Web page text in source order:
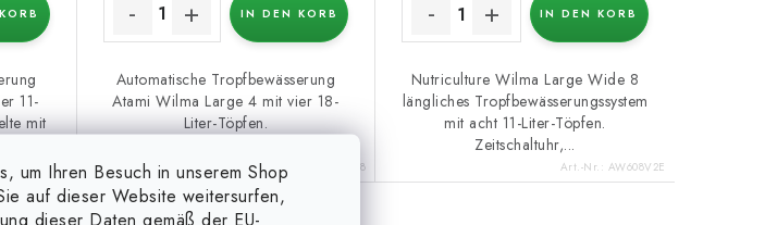
um Ihren Besuch in unserem Shop
auf dieser Website weitersurfen,
dieser Daten gemäß der EU-
11-
mit
AWL4X11
IN DEN KORB
Automatische Tropfbewässerung
Atami Wilma Large 4 mit vier 18-
Liter-Töpfen.
Art.-Nr.: AWL4X18
IN DEN KORB
Nutriculture Wilma Large Wide 8
längliches Tropfbewässerungssystem
mit acht 11-Liter-Töpfen.
Zeitschaltuhr,...
Art.-Nr.: AW608V2E